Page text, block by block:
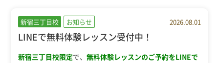
新宿三丁目校 お知らせ 2026.08.01
LINEで無料体験レッスン受付中！
新宿三丁目校限定で、無料体験レッスンのご予約をLINEで